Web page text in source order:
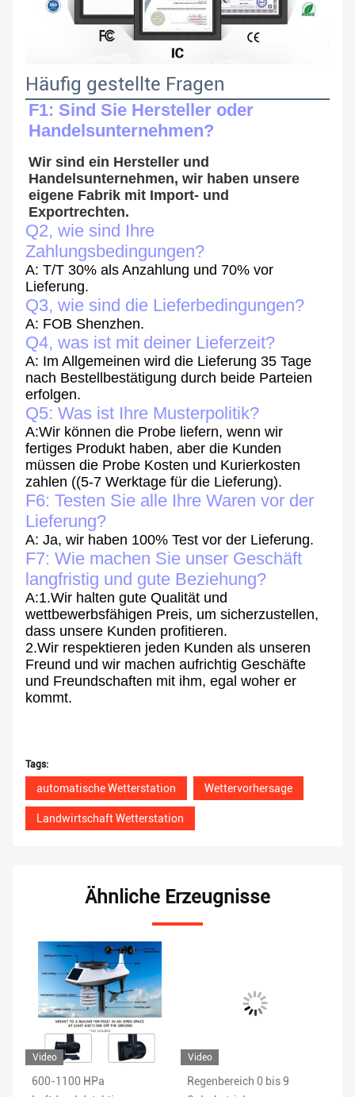
Häufig gestellte Fragen
F1: Sind Sie Hersteller oder
Handelsunternehmen?
Wir sind ein Hersteller und
Handelsunternehmen, wir haben unsere
eigene Fabrik mit Import- und
Exportrechten.
Q2, wie sind Ihre
Zahlungsbedingungen?
A: T/T 30% als Anzahlung und 70% vor
Lieferung.
Q3, wie sind die Lieferbedingungen?
A: FOB Shenzhen.
Q4, was ist mit deiner Lieferzeit?
A: Im Allgemeinen wird die Lieferung 35 Tage
nach Bestellbestätigung durch beide Parteien
erfolgen.
Q5: Was ist Ihre Musterpolitik?
A:Wir können die Probe liefern, wenn wir
fertiges Produkt haben, aber die Kunden
müssen die Probe Kosten und Kurierkosten
zahlen ((5-7 Werktage für die Lieferung).
F6: Testen Sie alle Ihre Waren vor der
Lieferung?
A: Ja, wir haben 100% Test vor der Lieferung.
F7: Wie machen Sie unser Geschäft
langfristig und gute Beziehung?
A:1.Wir halten gute Qualität und
wettbewerbsfähigen Preis, um sicherzustellen,
dass unsere Kunden profitieren.
2.Wir respektieren jeden Kunden als unseren
Freund und wir machen aufrichtig Geschäfte
und Freundschaften mit ihm, egal woher er
kommt.
Tags:
automatische Wetterstation Wettervorhersage
Landwirtschaft Wetterstation
Ähnliche Erzeugnisse
Video
Regenbereich 0 bis 9
1.8KG drahtlose